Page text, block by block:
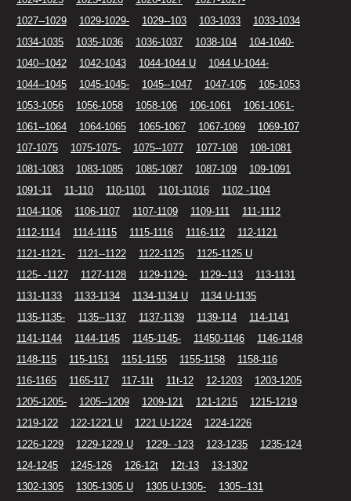
1027--1029
1029-1029- 1029--103 103-1033
1033-1034
1034-1035
1035-1036 1036-1037 1038-104
104-1040-
1040--1042
1042-1043 1044-1044 U
1044 U-1044-
1044--1045
1045-1045- 1045--1047 1047-105
105-1053
1053-1056
1056-1058 1058-106 106-1061
1061-1061-
1061--1064
1064-1065 1065-1067 1067-1069
1069-107
107-1075
1075-1075- 1075--1077 1077-108
108-1081
1081-1083
1083-1085 1085-1087 1087-109
109-1091
1091-11
11-110 110-1101 1101-11016
1102 -1104
1104-1106
1106-1107 1107-1109 1109-111
111-1112
1112-1114
1114-1115 1115-1116 1116-112
112-1121
1121-1121-
1121--1122 1122-1125
1125-1125 U
1125- -1127
1127-1128 1129-1129- 1129--113
113-1131
1131-1133
1133-1134 1134-1134 U
1134 U-1135
1135-1135-
1135--1137 1137-1139 1139-114
114-1141
1141-1144
1144-1145 1145-1145- 11450-1146
1146-1148
1148-115
115-1151 1151-1155 1155-1158
1158-116
116-1165
1165-117 117-11t 11t-12 12-1203
1203-1205
1205-1205-
1205--1209 1209-121 121-1215
1215-1219
1219-122
122-1221 U 1221 U-1224
1224-1226
1226-1229
1229-1229 U 1229- -123 123-1235
1235-124
124-1245
1245-126 126-12t 12t-13
13-1302
1302-1305
1305-1305 U 1305 U-1305-
1305--131